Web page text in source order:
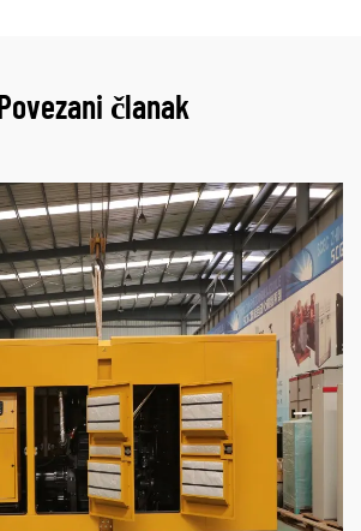
Povezani članak